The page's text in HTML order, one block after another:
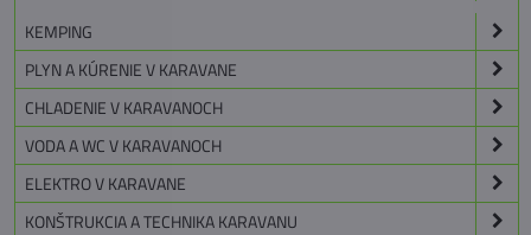
KEMPING
PLYN A KÚRENIE V KARAVANE
CHLADENIE V KARAVANOCH
VODA A WC V KARAVANOCH
ELEKTRO V KARAVANE
KONŠTRUKCIA A TECHNIKA KARAVANU